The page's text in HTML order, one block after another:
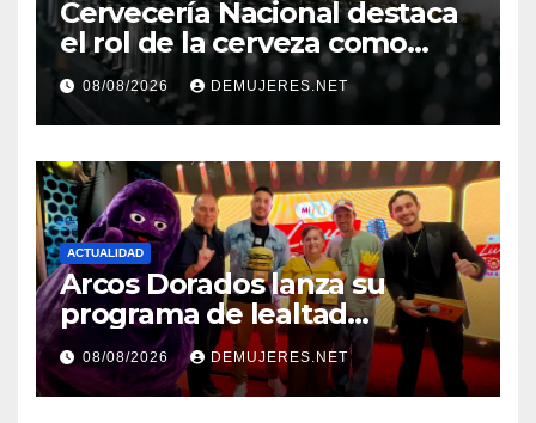
Cervecería Nacional destaca
el rol de la cerveza como
motor de desarrollo
económico y sostenibilidad
en Panamá
08/08/2026 DEMUJERES.NET
ACTUALIDAD
Arcos Dorados lanza su
programa de lealtad
‘MiMcDonald’s y reconoce a
tres de sus clientes más
leales de Panamá
08/08/2026 DEMUJERES.NET